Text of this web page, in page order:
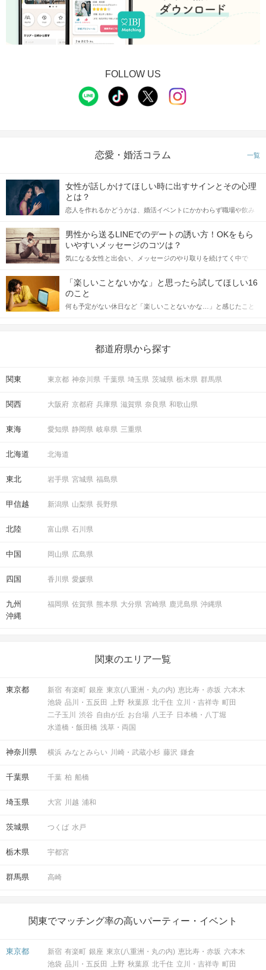
FOLLOW US
恋愛・婚活コラム 一覧
女性が話しかけてほしい時に出すサインとその心理
とは？
恋人を作れるかどうかは、婚活イベントにかかわらず職場や飲み
てアプローチできるかにも左右されます。 これから恋人作りを本
格的に始めようとしている方は、女性が異性を求めて出すサイン
をしっかりと理解し、正しい行動に移せるかどうかが重要。 この
記事では、女性が話しかけて欲しい時に出すサインとその心理を
合にどのような行動に繋げるべきかをご紹介していきます。
男性から送るLINEでのデートの誘い方！OKをもら
いやすいメッセージのコツは？
気になる女性と出会い、メッセージのやり取りを続けてく中で
しかし、中には「どう誘ったらいいの？」とお困りの男性もいら
っしゃるのではないでしょうか。 そこで今回は、男性から女性へ
送るLINEでのデートの誘い方のコツをご紹介します。例文も混じ
えながら解説するので、ぜひ参考にしてください。
「楽しいことないかな」と思ったら試してほしい16
のこと
何も予定がない休日など「楽しいことないかな…」と感じたこと
の楽しいことアイデアを集めました♪ いままさに楽しいことを探し
都道府県から探す
関東 東京都 神奈川県 千葉県 埼玉県 茨城県 栃木県 群馬県
関西 大阪府 京都府 兵庫県 滋賀県 奈良県 和歌山県
東海 愛知県 静岡県 岐阜県 三重県
北海道 北海道
東北 岩手県 宮城県 福島県
甲信越 新潟県 山梨県 長野県
北陸 富山県 石川県
中国 岡山県 広島県
四国 香川県 愛媛県
九州
沖縄
福岡県 佐賀県 熊本県 大分県 宮崎県 鹿児島県 沖縄県
関東のエリア一覧
東京都 新宿 有楽町 銀座 東京(八重洲・丸の内) 恵比寿・赤坂 六本木
池袋 品川・五反田 上野 秋葉原 北千住 立川・吉祥寺 町田
二子玉川
渋谷 自由が丘 お台場 八王子 日本橋・八丁堀
水道橋・飯田橋 浅草・両国
神奈川県 横浜 みなとみらい 川崎・武蔵小杉 藤沢 鎌倉
千葉県 千葉 柏 船橋
埼玉県 大宮 川越 浦和
茨城県 つくば 水戸
栃木県 宇都宮
群馬県 高崎
関東でマッチング率の高いパーティー・イベント
東京都 新宿 有楽町 銀座 東京(八重洲・丸の内) 恵比寿・赤坂 六本木
池袋 品川・五反田 上野 秋葉原 北千住 立川・吉祥寺 町田